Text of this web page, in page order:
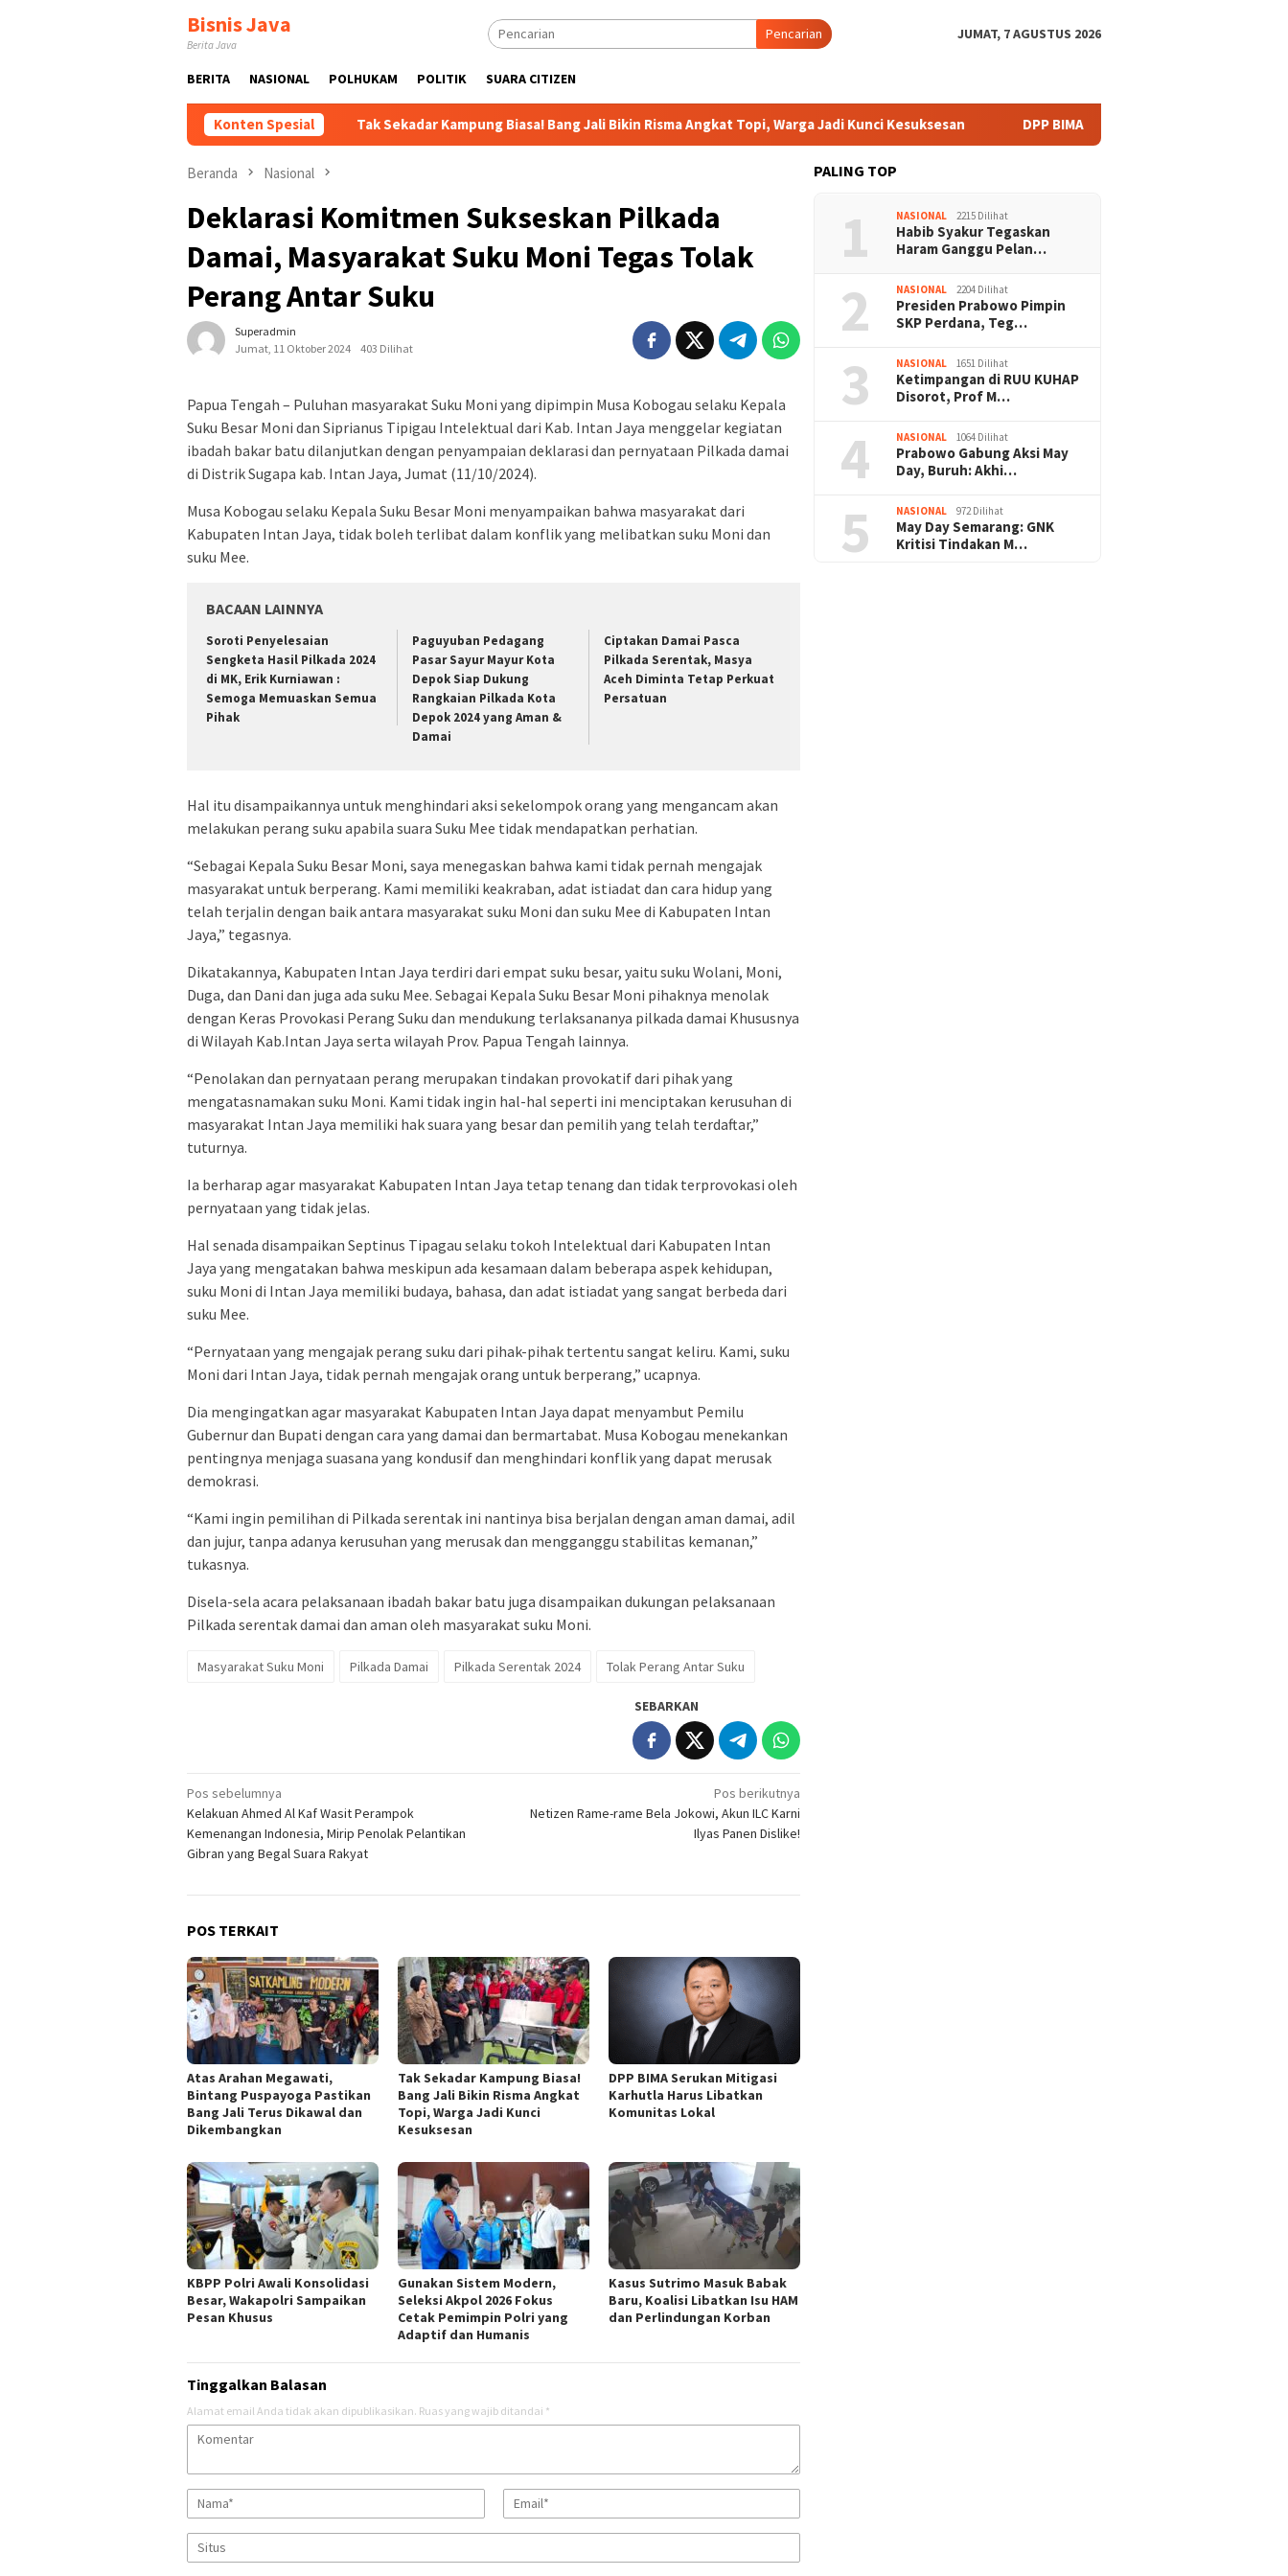
Bisnis Java
Berita Java
Pencarian JUMAT, 7 AGUSTUS 2026
BERITA NASIONAL POLHUKAM POLITIK SUARA CITIZEN
Konten Spesial
Dikawal dan Dikembangkan Tak Sekadar Kampung Biasa! Bang Jali Bikin Risma Angkat Topi, Warga Jadi Kunci Kesuksesan DPP BIMA Serukan Mitigasi Karhutla Harus
Beranda Nasional
Deklarasi Komitmen Sukseskan Pilkada
Damai, Masyarakat Suku Moni Tegas Tolak
Perang Antar Suku
Superadmin
Jumat, 11 Oktober 2024
403 Dilihat
Papua Tengah – Puluhan masyarakat Suku Moni yang dipimpin Musa Kobogau selaku Kepala
Suku Besar Moni dan Siprianus Tipigau Intelektual dari Kab. Intan Jaya menggelar kegiatan
ibadah bakar batu dilanjutkan dengan penyampaian deklarasi dan pernyataan Pilkada damai
di Distrik Sugapa kab. Intan Jaya, Jumat (11/10/2024).
Musa Kobogau selaku Kepala Suku Besar Moni menyampaikan bahwa masyarakat dari
Kabupaten Intan Jaya, tidak boleh terlibat dalam konflik yang melibatkan suku Moni dan
suku Mee.
BACAAN LAINNYA
Soroti Penyelesaian
Sengketa Hasil Pilkada 2024
di MK, Erik Kurniawan :
Semoga Memuaskan Semua
Pihak
Paguyuban Pedagang
Pasar Sayur Mayur Kota
Depok Siap Dukung
Rangkaian Pilkada Kota
Depok 2024 yang Aman &
Damai
Ciptakan Damai Pasca
Pilkada Serentak, Masya
Aceh Diminta Tetap Perkuat
Persatuan
Hal itu disampaikannya untuk menghindari aksi sekelompok orang yang mengancam akan
melakukan perang suku apabila suara Suku Mee tidak mendapatkan perhatian.
“Sebagai Kepala Suku Besar Moni, saya menegaskan bahwa kami tidak pernah mengajak
masyarakat untuk berperang. Kami memiliki keakraban, adat istiadat dan cara hidup yang
telah terjalin dengan baik antara masyarakat suku Moni dan suku Mee di Kabupaten Intan
Jaya,” tegasnya.
Dikatakannya, Kabupaten Intan Jaya terdiri dari empat suku besar, yaitu suku Wolani, Moni,
Duga, dan Dani dan juga ada suku Mee. Sebagai Kepala Suku Besar Moni pihaknya menolak
dengan Keras Provokasi Perang Suku dan mendukung terlaksananya pilkada damai Khususnya
di Wilayah Kab.Intan Jaya serta wilayah Prov. Papua Tengah lainnya.
“Penolakan dan pernyataan perang merupakan tindakan provokatif dari pihak yang
mengatasnamakan suku Moni. Kami tidak ingin hal-hal seperti ini menciptakan kerusuhan di
masyarakat Intan Jaya memiliki hak suara yang besar dan pemilih yang telah terdaftar,”
tuturnya.
Ia berharap agar masyarakat Kabupaten Intan Jaya tetap tenang dan tidak terprovokasi oleh
pernyataan yang tidak jelas.
Hal senada disampaikan Septinus Tipagau selaku tokoh Intelektual dari Kabupaten Intan
Jaya yang mengatakan bahwa meskipun ada kesamaan dalam beberapa aspek kehidupan,
suku Moni di Intan Jaya memiliki budaya, bahasa, dan adat istiadat yang sangat berbeda dari
suku Mee.
“Pernyataan yang mengajak perang suku dari pihak-pihak tertentu sangat keliru. Kami, suku
Moni dari Intan Jaya, tidak pernah mengajak orang untuk berperang,” ucapnya.
Dia mengingatkan agar masyarakat Kabupaten Intan Jaya dapat menyambut Pemilu
Gubernur dan Bupati dengan cara yang damai dan bermartabat. Musa Kobogau menekankan
pentingnya menjaga suasana yang kondusif dan menghindari konflik yang dapat merusak
demokrasi.
“Kami ingin pemilihan di Pilkada serentak ini nantinya bisa berjalan dengan aman damai, adil
dan jujur, tanpa adanya kerusuhan yang merusak dan mengganggu stabilitas kemanan,”
tukasnya.
Disela-sela acara pelaksanaan ibadah bakar batu juga disampaikan dukungan pelaksanaan
Pilkada serentak damai dan aman oleh masyarakat suku Moni.
Masyarakat Suku Moni Pilkada Damai Pilkada Serentak 2024 Tolak Perang Antar Suku
SEBARKAN
Navigasi
pos
Pos sebelumnya
Kelakuan Ahmed Al Kaf Wasit Perampok
Kemenangan Indonesia, Mirip Penolak Pelantikan
Gibran yang Begal Suara Rakyat
Pos berikutnya
Netizen Rame-rame Bela Jokowi, Akun ILC Karni
Ilyas Panen Dislike!
POS TERKAIT
Atas Arahan Megawati,
Bintang Puspayoga Pastikan
Bang Jali Terus Dikawal dan
Dikembangkan
Tak Sekadar Kampung Biasa!
Bang Jali Bikin Risma Angkat
Topi, Warga Jadi Kunci
Kesuksesan
DPP BIMA Serukan Mitigasi
Karhutla Harus Libatkan
Komunitas Lokal
KBPP Polri Awali Konsolidasi
Besar, Wakapolri Sampaikan
Pesan Khusus
Gunakan Sistem Modern,
Seleksi Akpol 2026 Fokus
Cetak Pemimpin Polri yang
Adaptif dan Humanis
Kasus Sutrimo Masuk Babak
Baru, Koalisi Libatkan Isu HAM
dan Perlindungan Korban
Tinggalkan Balasan
Alamat email Anda tidak akan dipublikasikan. Ruas yang wajib ditandai *
PALING TOP
1 NASIONAL 2215 Dilihat
Habib Syakur Tegaskan
Haram Ganggu Pelan…
2 NASIONAL 2204 Dilihat
Presiden Prabowo Pimpin
SKP Perdana, Teg…
3 NASIONAL 1651 Dilihat
Ketimpangan di RUU KUHAP
Disorot, Prof M…
4 NASIONAL 1064 Dilihat
Prabowo Gabung Aksi May
Day, Buruh: Akhi…
5 NASIONAL 972 Dilihat
May Day Semarang: GNK
Kritisi Tindakan M…